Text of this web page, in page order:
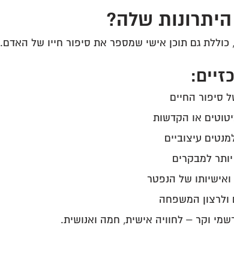
שלה?
גם תוכן אישי שמספר את סיפור חייו של האדם.
סיפור החיים
או הקדשות
עיצוביים
למבקרים
של הנפטר
המשפחה
וקר – לחוויה אישית, חמה ואנושית.